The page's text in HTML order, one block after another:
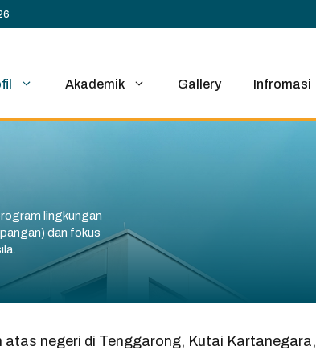
Akademik Gallery Infromasi
lingkungan
dan fokus
negeri di Tenggarong, Kutai Kartanegara,